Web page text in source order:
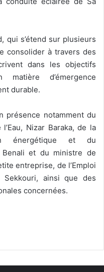
qui s’étend sur plusieurs
consolider à travers des
dans les objectifs
d’émergence
durable.
présence notamment du
Nizar Baraka, de la
énergétique et du
Benali et du ministre de
entreprise, de l’Emploi
Sekkouri, ainsi que des
concernées.